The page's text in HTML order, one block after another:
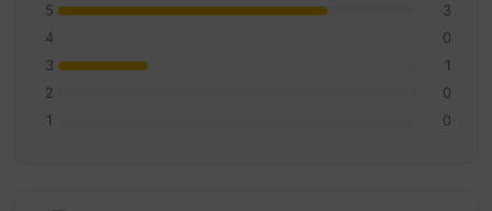
5
3
4
0
3
1
2
0
1
0